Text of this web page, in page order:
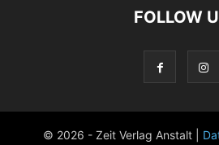
FOLLOW
© 2026 - Zeit Verlag Anstalt |